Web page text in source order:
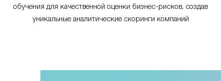
обучения для качественной оценки бизнес-рисков, создав
уникальные аналитические скоринги компаний